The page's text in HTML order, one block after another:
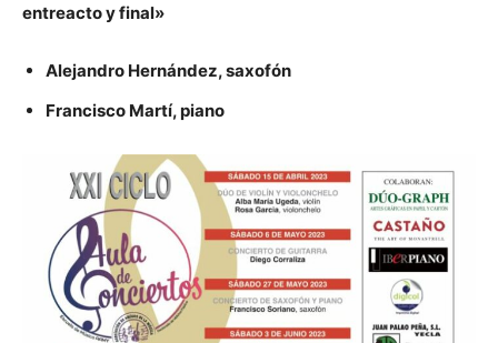
entreacto y final»
Alejandro Hernández, saxofón
Francisco Martí, piano